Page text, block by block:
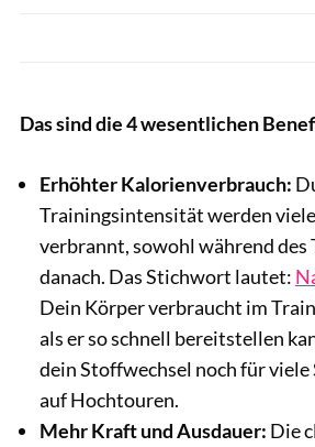
Das sind die 4 wesentlichen
Erhöhter Kalorienverbrauch:
Trainingsintensität werden
verbrannt, sowohl während des
danach. Das Stichwort lautet:
Dein Körper verbraucht im
als er so schnell bereitstellen
dein Stoffwechsel noch für viele
auf Hochtouren.
Mehr Kraft und Ausdauer: Die